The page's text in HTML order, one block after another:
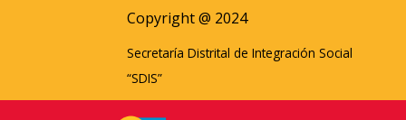
Copyright @ 2024
Secretaría Distrital de Integración Social
“SDIS”